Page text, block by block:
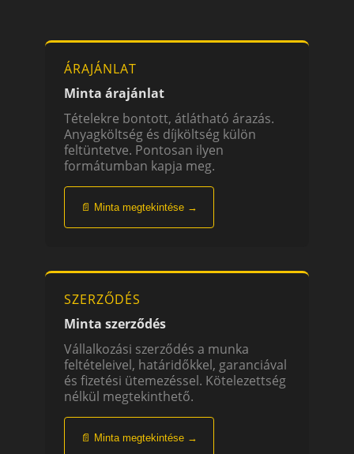
ÁRAJÁNLAT
Minta árajánlat
Tételekre bontott, átlátható árazás.
Anyagköltség és díjköltség külön
feltüntetve. Pontosan ilyen
formátumban kapja meg.
📄 Minta megtekintése →
SZERZŐDÉS
Minta szerződés
Vállalkozási szerződés a munka
feltételeivel, határidőkkel, garanciával
és fizetési ütemezéssel. Kötelezettség
nélkül megtekinthető.
📄 Minta megtekintése →